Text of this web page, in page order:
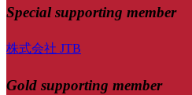
Specialsupporting member
株式会社 JTB
Gold supporting member